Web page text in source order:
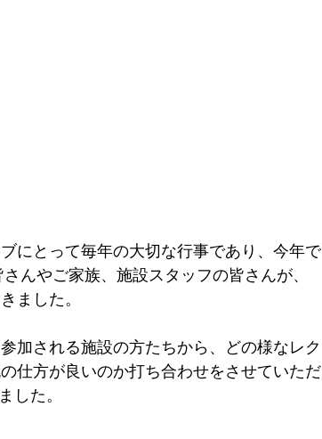
にとって毎年の大切な行事であり、今年で
んやご家族、施設スタッフの皆さんが、
ました。
加される施設の方たちから、どの様なレク
仕方が良いのか打ち合わせをさせていただ
した。